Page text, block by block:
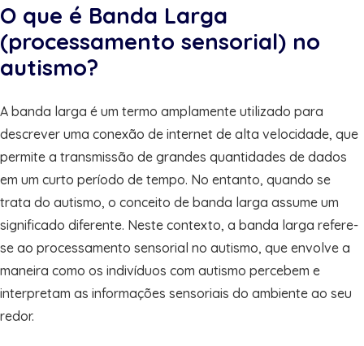
O que é Banda Larga
(processamento sensorial) no
autismo?
A banda larga é um termo amplamente utilizado para
descrever uma conexão de internet de alta velocidade, que
permite a transmissão de grandes quantidades de dados
em um curto período de tempo. No entanto, quando se
trata do autismo, o conceito de banda larga assume um
significado diferente. Neste contexto, a banda larga refere-
se ao processamento sensorial no autismo, que envolve a
maneira como os indivíduos com autismo percebem e
interpretam as informações sensoriais do ambiente ao seu
redor.